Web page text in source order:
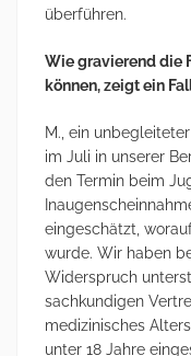
überführen.
Wie gravierend die
können, zeigt ein
M., ein
im Juli in unserer
den Termin beim
eingeschätzt,
wurde. Wir haben
Widerspruch
sachkundigen
medizinisches
unter 18 Jahre